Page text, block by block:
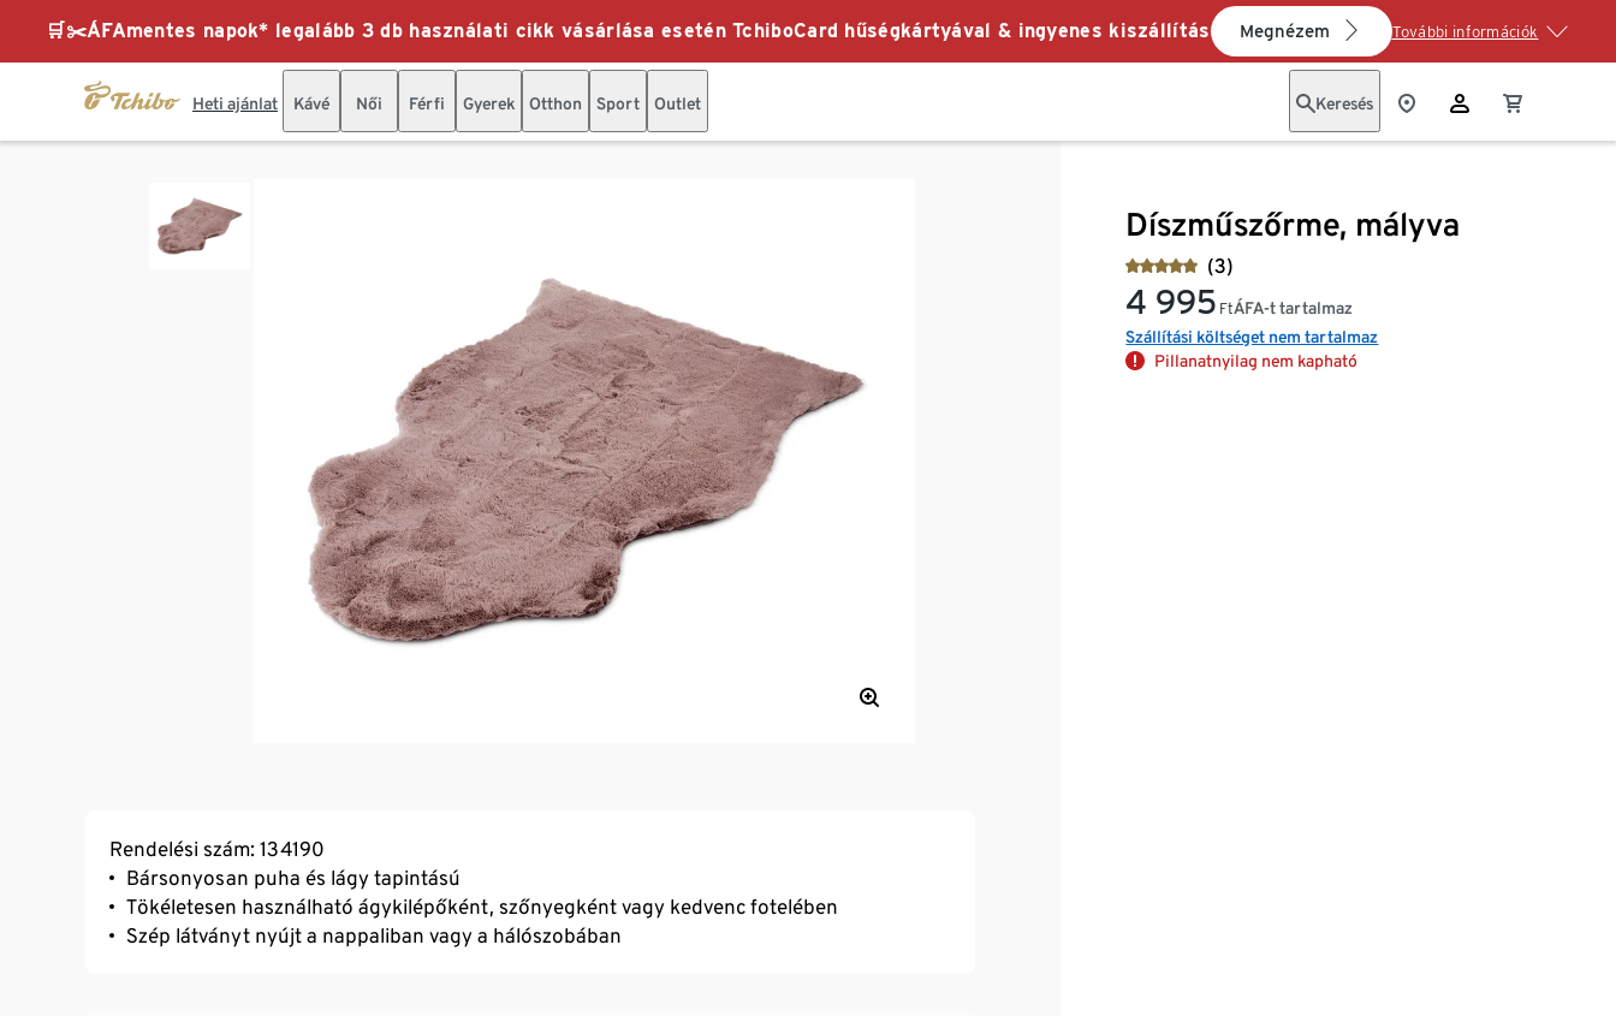
🛒✂️ÁFAmentes napok* legalább 3 db használati cikk vásárlása esetén TchiboCard hűségkártyával & ingyenes kiszállítás Megnézem További információk
Heti ajánlat Kávé Női Férfi Gyerek Otthon Sport Outlet Keresés
Díszműszőrme, mályva
(3)
4 995 FtÁFA-t tartalmaz
Szállítási költséget nem tartalmaz
Pillanatnyilag nem kapható
Rendelési szám: 134190
Bársonyosan puha és lágy tapintású
Tökéletesen használható ágykilépőként, szőnyegként vagy kedvenc fotelében
Szép látványt nyújt a nappaliban vagy a hálószobában